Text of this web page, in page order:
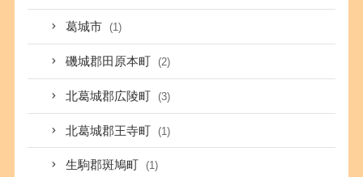
葛城市 (1)
磯城郡田原本町 (2)
北葛城郡広陵町 (3)
北葛城郡王寺町 (1)
生駒郡斑鳩町 (1)